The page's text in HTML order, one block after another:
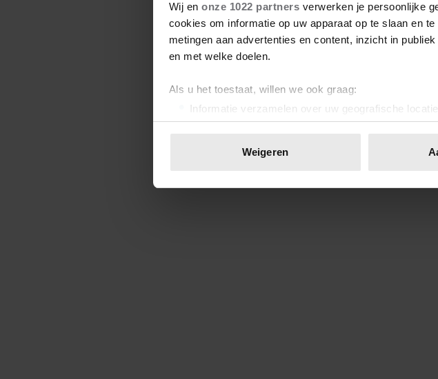
Wij en onze 1022 partners verwerken je persoonlijke
cookies om informatie op uw apparaat op te slaan en
metingen aan advertenties en content, inzicht in
en met welke doelen.
Als u het toestaat, willen we ook graag:
Informatie verzamelen over uw geografische
Uw apparaat identificeren door het actief te
toestemming op elk moment wijzigen of intrekken in de
We gebruiken cookies om content en advertenties te
media, adverteren en analyse. Deze partners kunnen
verstrekt of die ze hebben verzameld op basis van
Weigeren